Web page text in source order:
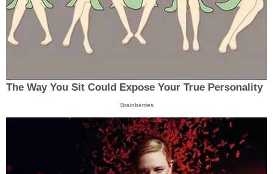
The Way You Sit Could Expose Your True Personality
Brainberries